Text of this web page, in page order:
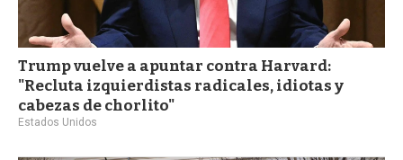
Trump vuelve a apuntar contra Harvard:
"Recluta izquierdistas radicales, idiotas y
cabezas de chorlito"
Estados Unidos